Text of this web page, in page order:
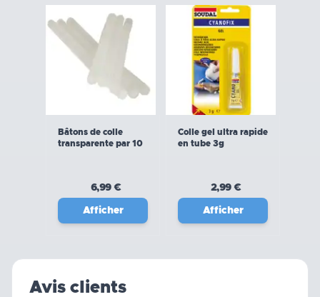
Bâtons de colle
transparente par 10
6,99 €
Afficher
Colle gel ultra rapide
en tube 3g
2,99 €
Afficher
Avis clients